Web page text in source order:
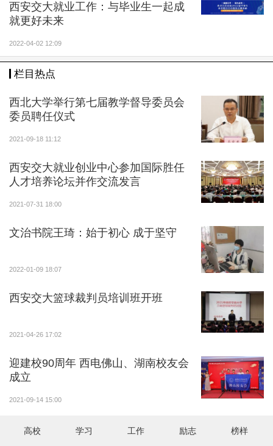
西安交大就业工作：与毕业生一起成
就更好未来
2022-04-02 12:09
栏目热点
西北大学举行第七届教学督导委员会
委员聘任仪式
2021-09-18 11:12
西安交大就业创业中心参加国际胜任
人才培养论坛并作交流发言
2021-07-31 18:00
文治书院王琦：始于初心 成于坚守
2022-01-09 18:07
西安交大篮球裁判员培训班开班
2021-04-26 17:02
迎建校90周年 西电佛山、湖南校友会
成立
2021-09-14 15:00
高校 学习 工作 励志 榜样